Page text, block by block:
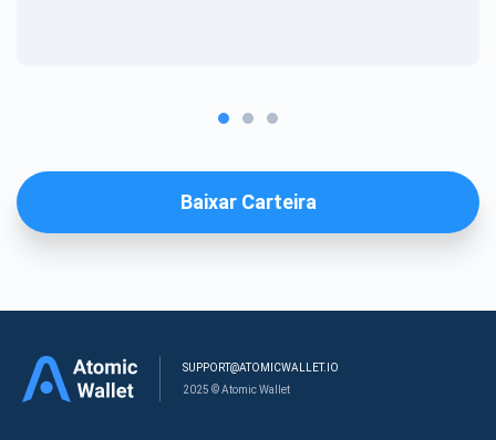
Baixar Carteira
SUPPORT@ATOMICWALLET.IO
2025 © Atomic Wallet